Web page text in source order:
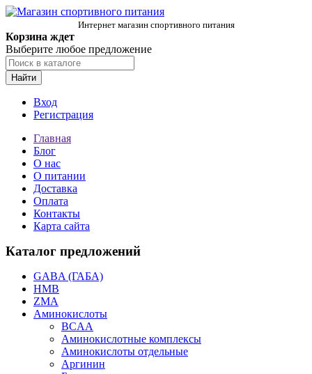
Интернет магазин спортивного питания
Корзина ждет
Выберите любое предложение
Найти
Вход
Регистрация
Главная
Блог
О нас
О питании
Доставка
Оплата
Контакты
Карта сайта
Каталог предложений
GABA (ГАБА)
HMB
ZMA
Аминокислоты
BCAA
Аминокислотные комплексы
Аминокислоты отдельные
Аргинин